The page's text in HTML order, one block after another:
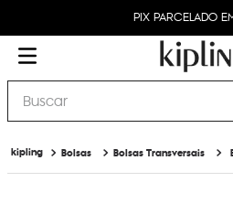
PIX PARCELADO
Buscar
Bolsas Bolsas Transversais